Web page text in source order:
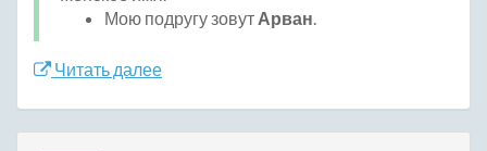
Мою подругу зовут Арван.
Читать далее